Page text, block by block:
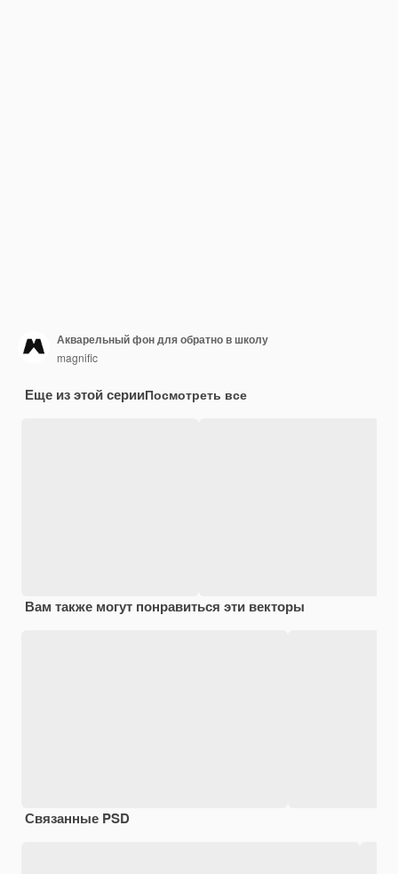
Акварельный фон для обратно в школу
magnific
Еще из этой серииПосмотреть все
Вам также могут понравиться эти векторы
Связанные PSD